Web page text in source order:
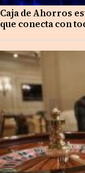
Caja de Ahorros
que conecta con